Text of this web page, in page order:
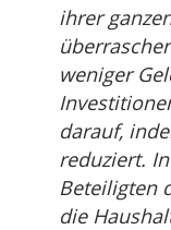
ihrer
weniger
darauf,
reduziert.
Beteiligten
die